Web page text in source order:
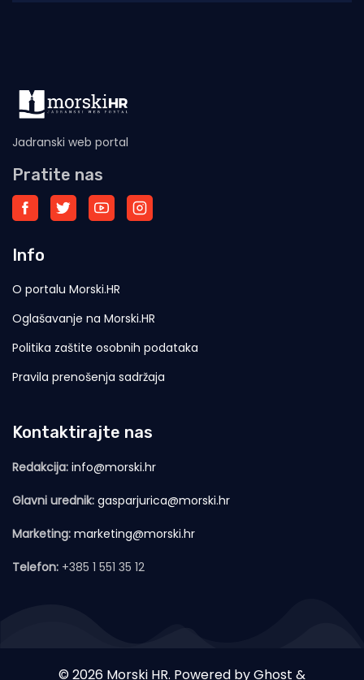
Jadranski web portal
Pratite nas
Info
O portalu Morski.HR
Oglašavanje na Morski.HR
Politika zaštite osobnih podataka
Pravila prenošenja sadržaja
Kontaktirajte nas
Redakcija: info@morski.hr
Glavni urednik: gasparjurica@morski.hr
Marketing: marketing@morski.hr
Telefon: +385 1 551 35 12
© 2026 Morski HR. Powered byGhost &